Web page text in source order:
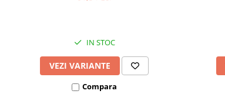
IN STOC
VEZI VARIANTE
Compara